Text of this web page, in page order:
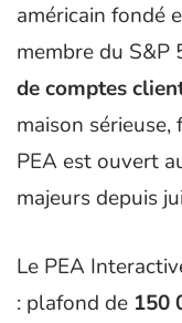
américain fondé
membre du S&P
de comptes
maison
PEA est ouvert
majeurs depuis
Le PEA
: plafond de 150